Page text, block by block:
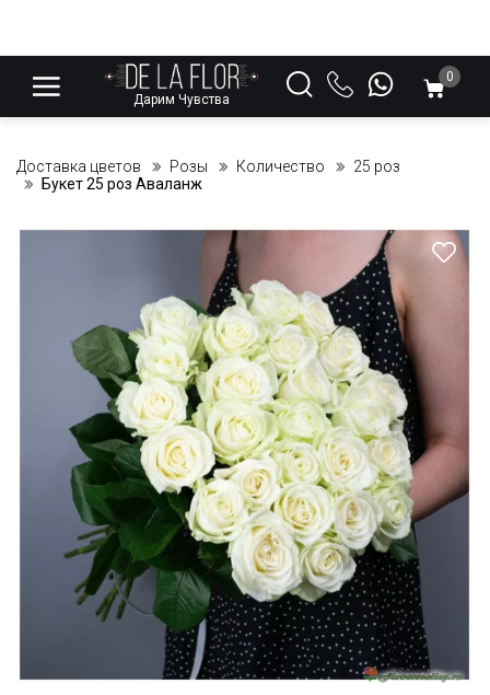
Дарим Чувства
0
Доставка цветов Розы Количество
25 роз
Букет 25 роз Аваланж